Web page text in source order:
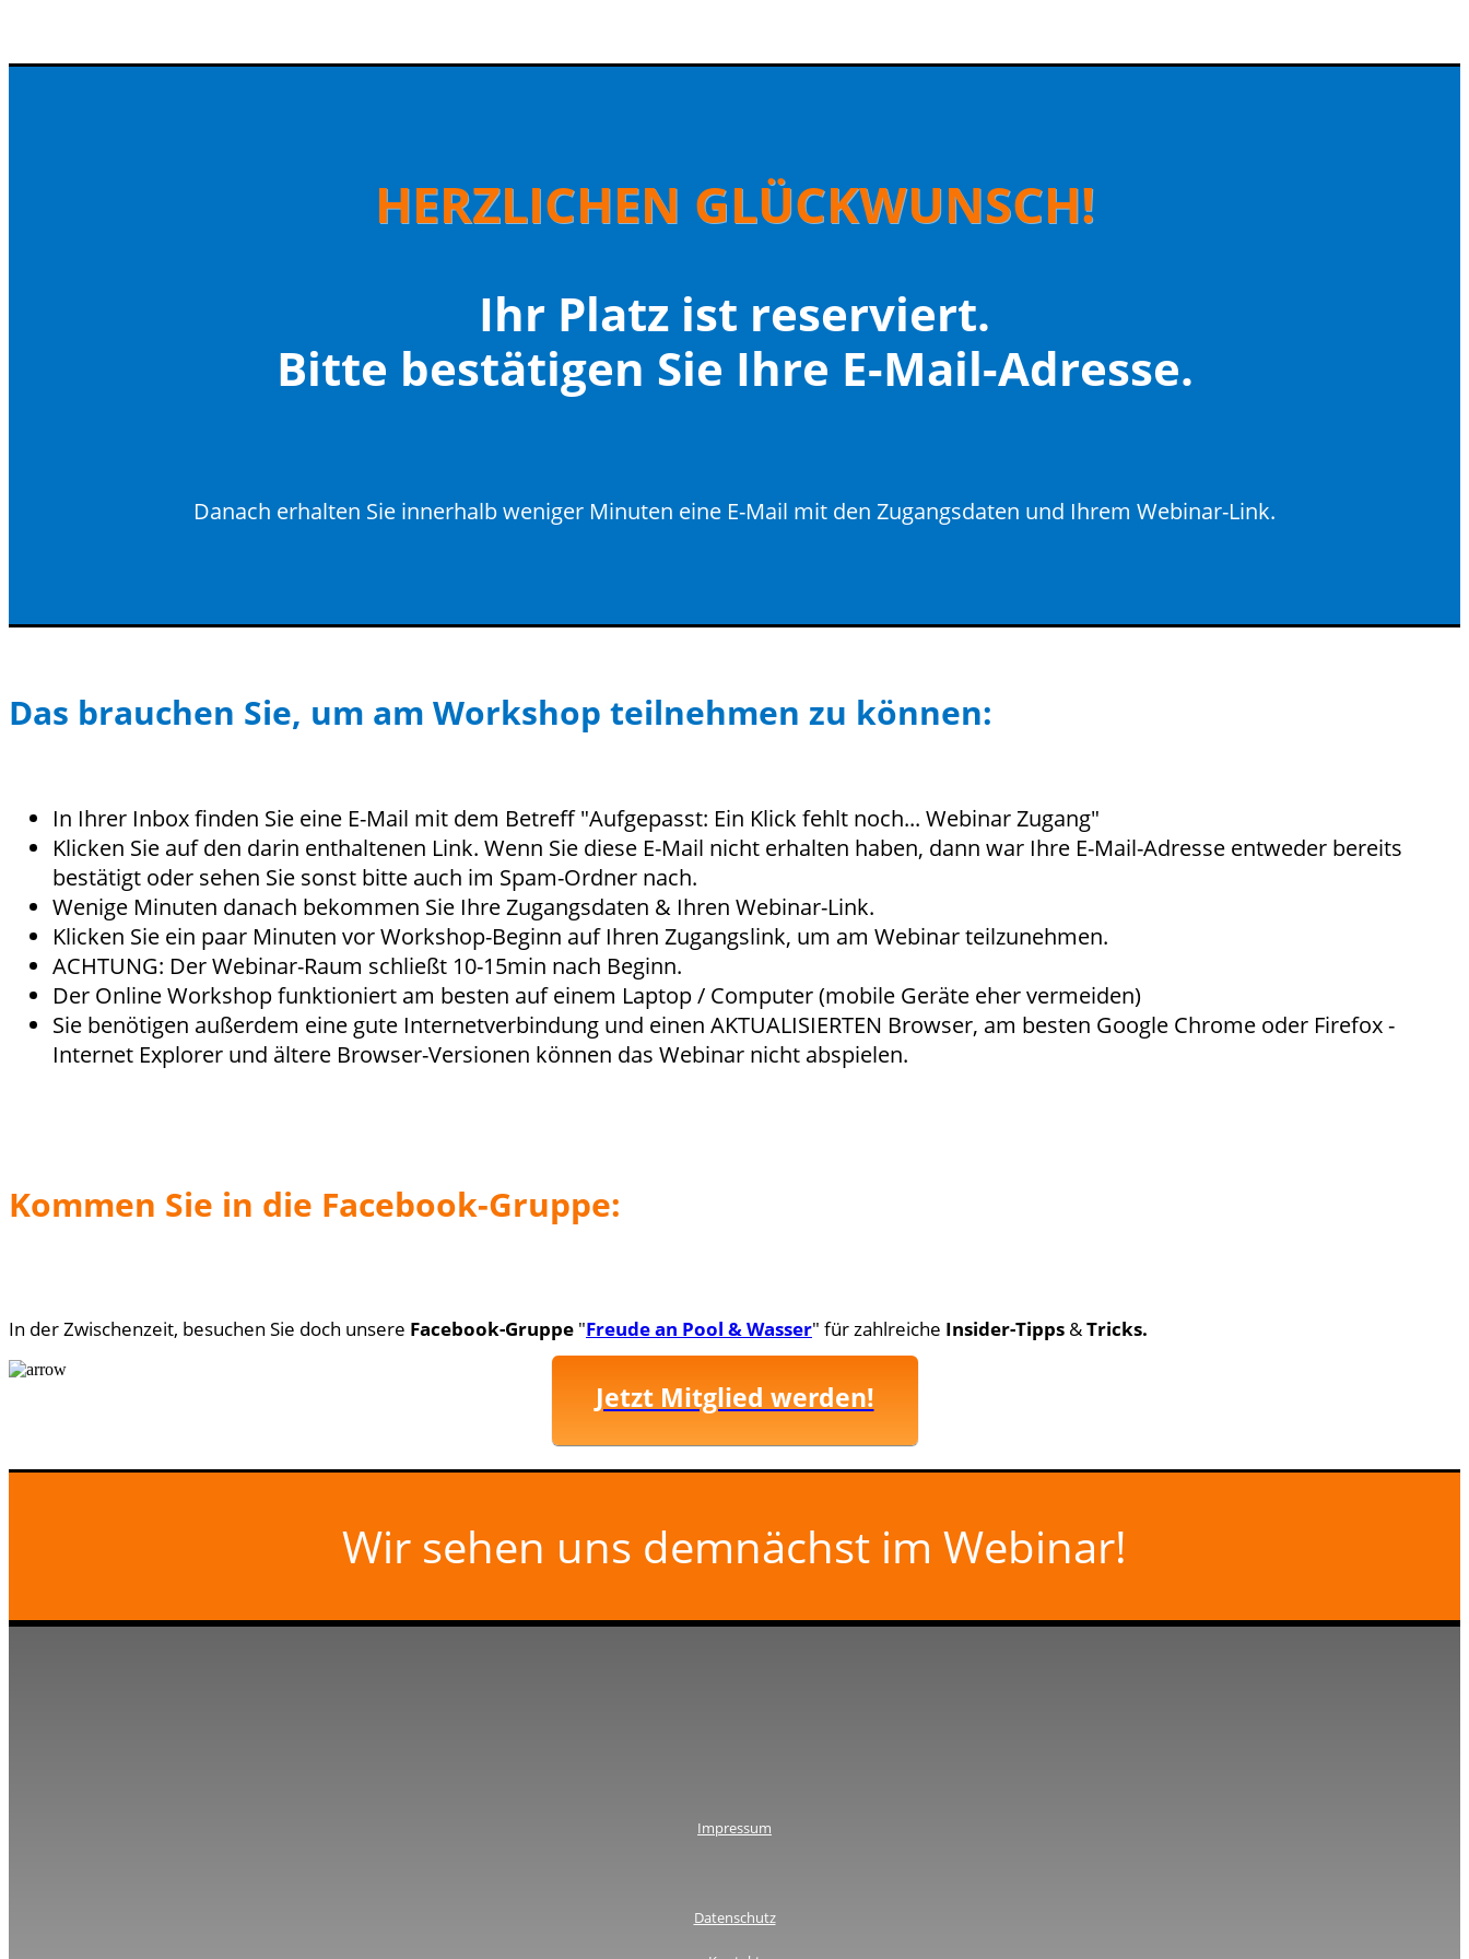
HERZLICHEN GLÜCKWUNSCH!
Ihr Platz ist reserviert.
Bitte bestätigen Sie Ihre E-Mail-Adresse.
Danach erhalten Sie innerhalb weniger Minuten eine E-Mail mit den Zugangsdaten und Ihrem Webinar-Link.
Das brauchen Sie, um am Workshop teilnehmen zu können:
In Ihrer Inbox finden Sie eine E-Mail mit dem Betreff "Aufgepasst: Ein Klick fehlt noch... Webinar Zugang"
Klicken Sie auf den darin enthaltenen Link. Wenn Sie diese E-Mail nicht erhalten haben, dann war Ihre E-Mail-Adresse entweder bereits
bestätigt oder sehen Sie sonst bitte auch im Spam-Ordner nach.
Wenige Minuten danach bekommen Sie Ihre Zugangsdaten & Ihren Webinar-Link.
Klicken Sie ein paar Minuten vor Workshop-Beginn auf Ihren Zugangslink, um am Webinar teilzunehmen.
ACHTUNG: Der Webinar-Raum schließt 10-15min nach Beginn.
Der Online Workshop funktioniert am besten auf einem Laptop / Computer (mobile Geräte eher vermeiden)
Sie benötigen außerdem eine gute Internetverbindung und einen AKTUALISIERTEN Browser, am besten Google Chrome oder Firefox -
Internet Explorer und ältere Browser-Versionen können das Webinar nicht abspielen.
Kommen Sie in die Facebook-Gruppe:
In der Zwischenzeit, besuchen Sie doch unsere Facebook-Gruppe "Freude an Pool & Wasser" für zahlreiche Insider-Tipps &Tricks.
Jetzt Mitglied werden!
Wir sehen uns demnächst im Webinar!
Impressum
Datenschutz